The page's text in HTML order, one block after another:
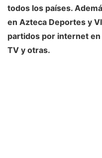
todos los países.
en Azteca Deportes y
partidos por internet en
TV y otras.